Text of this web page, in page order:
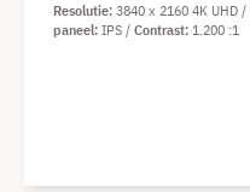
Resolutie 3840 x 2160 4K UHD
paneel IPS Contrast 1.200 :1